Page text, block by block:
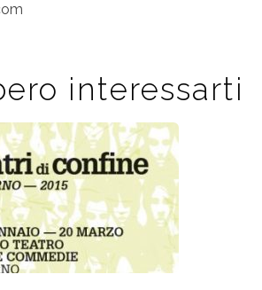
interessarti